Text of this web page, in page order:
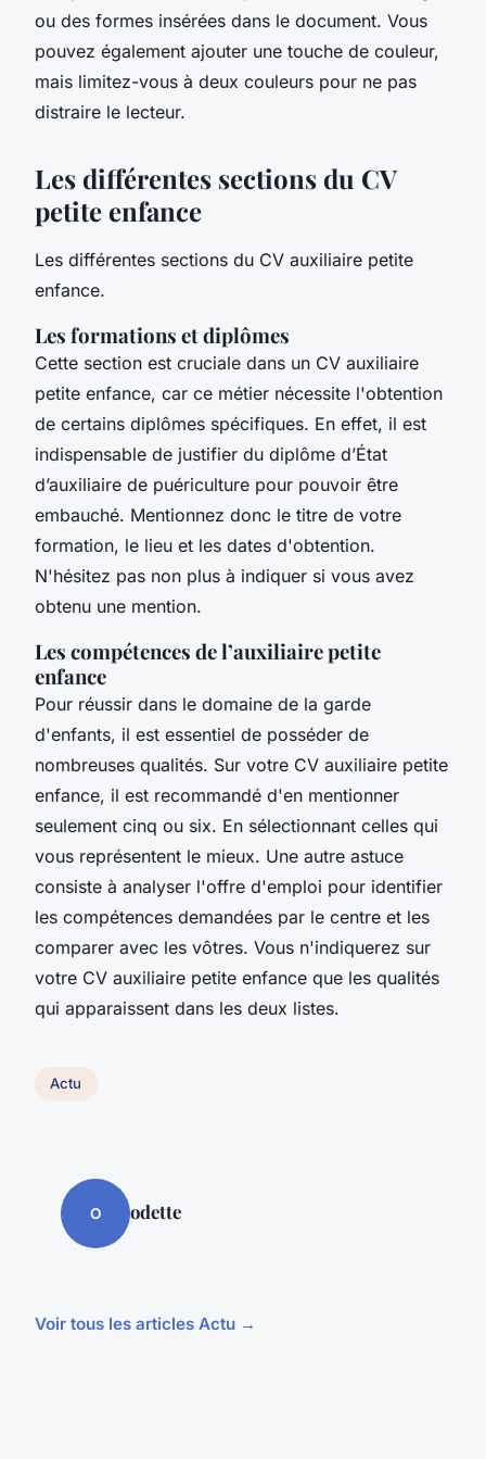
ou des formes insérées dans le document. Vous
pouvez également ajouter une touche de couleur,
mais limitez-vous à deux couleurs pour ne pas
distraire le lecteur.
Les différentes sections du CV
petite enfance
Les différentes sections du CV auxiliaire petite
enfance.
Les formations et diplômes
Cette section est cruciale dans un CV auxiliaire
petite enfance, car ce métier nécessite l'obtention
de certains diplômes spécifiques. En effet, il est
indispensable de justifier du diplôme d’État
d’auxiliaire de puériculture pour pouvoir être
embauché. Mentionnez donc le titre de votre
formation, le lieu et les dates d'obtention.
N'hésitez pas non plus à indiquer si vous avez
obtenu une mention.
Les compétences de l’auxiliaire petite
enfance
Pour réussir dans le domaine de la garde
d'enfants, il est essentiel de posséder de
nombreuses qualités. Sur votre CV auxiliaire petite
enfance, il est recommandé d'en mentionner
seulement cinq ou six. En sélectionnant celles qui
vous représentent le mieux. Une autre astuce
consiste à analyser l'offre d'emploi pour identifier
les compétences demandées par le centre et les
comparer avec les vôtres. Vous n'indiquerez sur
votre CV auxiliaire petite enfance que les qualités
qui apparaissent dans les deux listes.
Actu
O odette
Voir tous les articles Actu →